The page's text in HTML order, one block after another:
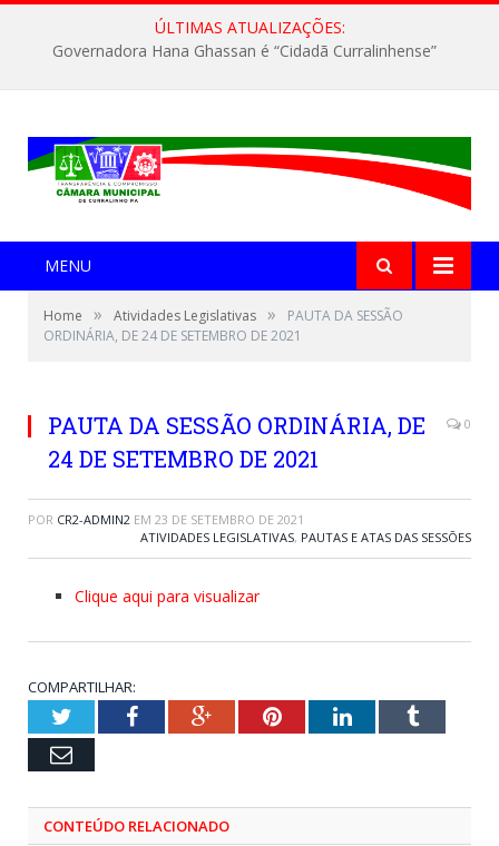
ÚLTIMAS ATUALIZAÇÕES:
Governadora Hana Ghassan é “Cidadã Curralinhense”
MENU
Home » Atividades Legislativas »
PAUTA DA SESSÃO
ORDINÁRIA, DE 24 DE SETEMBRO DE 2021
PAUTA DA SESSÃO ORDINÁRIA, DE
24 DE SETEMBRO DE 2021
0
POR CR2-ADMIN2 EM 23 DE SETEMBRO DE 2021
ATIVIDADES LEGISLATIVAS, PAUTAS E ATAS DAS SESSÕES
Clique aqui para visualizar
COMPARTILHAR:
TwitterFacebookGoogle+PinterestLinkedInTumblr
Email
CONTEÚDO RELACIONADO